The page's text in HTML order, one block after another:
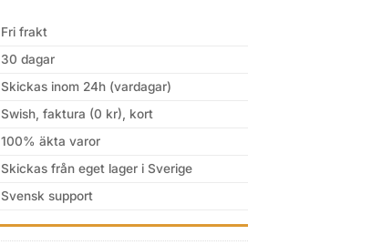
Fri frakt
30 dagar
Skickas inom 24h (vardagar)
Swish, faktura (0 kr), kort
100% äkta varor
Skickas från eget lager i Sverige
Svensk support